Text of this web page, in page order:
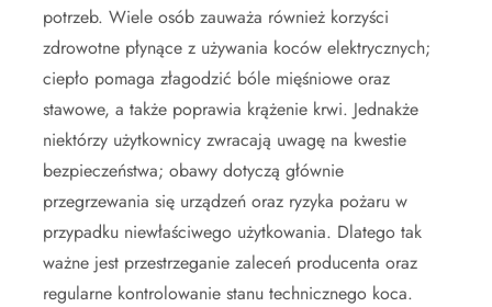
potrzeb. Wiele osób zauważa również korzyści
zdrowotne płynące z używania koców elektrycznych;
ciepło pomaga złagodzić bóle mięśniowe oraz
stawowe, a także poprawia krążenie krwi. Jednakże
niektórzy użytkownicy zwracają uwagę na kwestie
bezpieczeństwa; obawy dotyczą głównie
przegrzewania się urządzeń oraz ryzyka pożaru w
przypadku niewłaściwego użytkowania. Dlatego tak
ważne jest przestrzeganie zaleceń producenta oraz
regularne kontrolowanie stanu technicznego koca.